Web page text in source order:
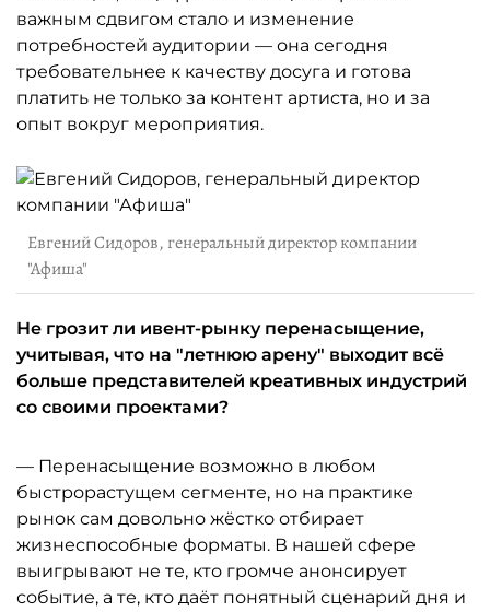
важным сдвигом стало и изменение
потребностей аудитории — она сегодня
требовательнее к качеству досуга и готова
платить не только за контент артиста, но и за
опыт вокруг мероприятия.
Евгений Сидоров, генеральный директор компании
"Афиша"
Не грозит ли ивент-рынку перенасыщение,
учитывая, что на "летнюю арену" выходит всё
больше представителей креативных индустрий
со своими проектами?
— Перенасыщение возможно в любом
быстрорастущем сегменте, но на практике
рынок сам довольно жёстко отбирает
жизнеспособные форматы. В нашей сфере
выигрывают не те, кто громче анонсирует
событие, а те, кто даёт понятный сценарий дня и